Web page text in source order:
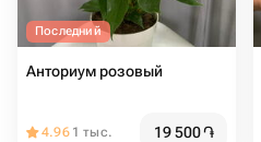
Последний
Анториум розовый
4.96 1 тыс. 19 500֏